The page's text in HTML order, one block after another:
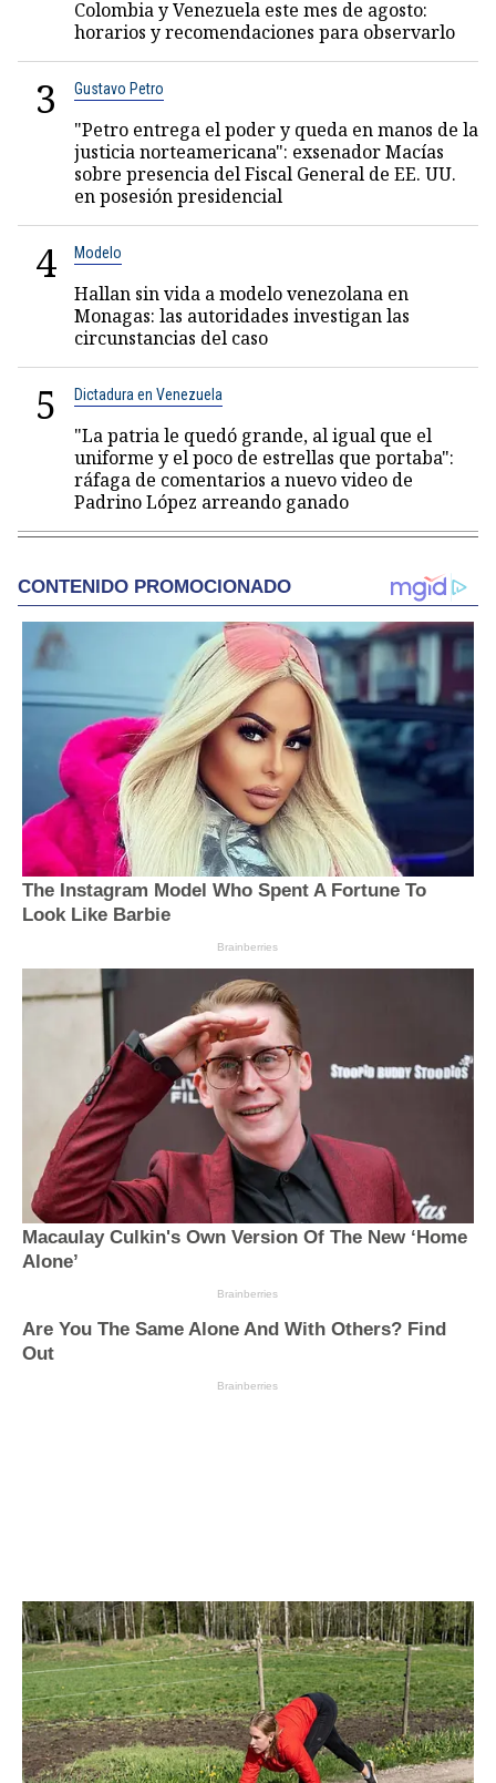
Colombia y Venezuela este mes de agosto:
horarios y recomendaciones para observarlo
3 Gustavo Petro
"Petro entrega el poder y queda en manos de la
justicia norteamericana": exsenador Macías
sobre presencia del Fiscal General de EE. UU.
en posesión presidencial
4 Modelo
Hallan sin vida a modelo venezolana en
Monagas: las autoridades investigan las
circunstancias del caso
5 Dictadura en Venezuela
"La patria le quedó grande, al igual que el
uniforme y el poco de estrellas que portaba":
ráfaga de comentarios a nuevo video de
Padrino López arreando ganado